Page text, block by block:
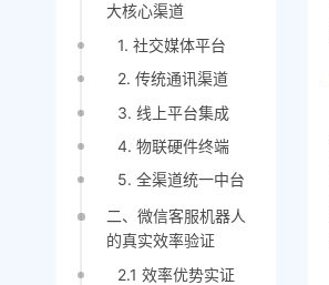
大核心渠道
1. 社交媒体平台
2. 传统通讯渠道
3. 线上平台集成
4. 物联硬件终端
5. 全渠道统一中台
二、微信客服机器人
的真实效率验证
2.1 效率优势实证